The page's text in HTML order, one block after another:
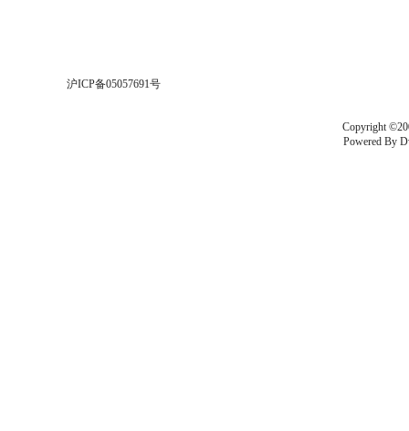
沪ICP备05057691号
Copyright
Powered By